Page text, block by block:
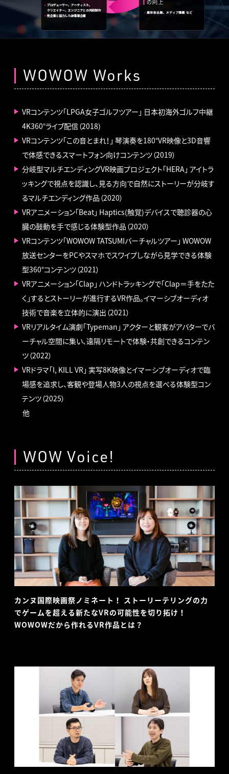
WOWOW Works
VRコンテンツ「LPGA女子ゴルフツアー」 日本初海外ゴルフ中継
4K360°ライブ配信（2018)
VRコンテンツ「この音とまれ！」 琴演奏を180°VR映像と3D音響
で体感できるスマートフォン向けコンテンツ（2019）
分岐型マルチエンディングVR映画プロジェクト「HERA」 アイトラ
ッキングで視点を認識し、見る方向で自然にストーリーが分岐す
るマルチエンディング作品（2020）
VRアニメーション「Beat」 Haptics(触覚)デバイスで聴診器の心
臓の鼓動を手で感じる体験型作品（2020）
VRコンテンツ「WOWOW TATSUMIバーチャルツアー」 WOWOW
放送センターをPCやスマホでスワイプしながら見学できる体験
型360°コンテンツ（2021）
VRアニメーション「Clap」 ハンドトラッキングで「Clap＝手をたた
く」するとストーリーが進行するVR作品。イマーシブオーディオ
技術で音楽を立体的に演出（2021）
VRリアルタイム演劇「Typeman」 アクターと観客がアバターでバ
ーチャル空間に集い、遠隔リモートで体験・共創できるコンテン
ツ（2022）
VRドラマ「I, KILL VR」 実写8K映像とイマーシブオーディオで臨
場感を追求し、客観や登場人物3人の視点を選べる体験型コン
テンツ（2025）
他
WOW Voice!
カンヌ国際映画祭ノミネート！ ストーリーテリングの力
でゲームを超える新たなVRの可能性を切り拓け！
WOWOWだから作れるVR作品とは？